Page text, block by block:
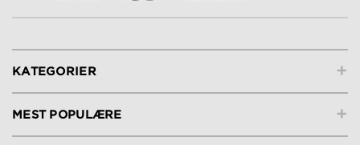
+
KATEGORIER
+
MEST POPULÆRE